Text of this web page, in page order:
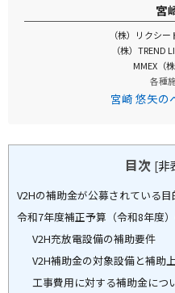
宮
（株）リクシ
（株）TREND
MMEX（
各種
宮崎 悠矢
目次 [非
V2Hの補助金が公募されている目
令和7年度補正予算（令和8年度
V2H充放電設備の補助要件
V2H補助金の対象設備と補助
工事費用に対する補助金につ